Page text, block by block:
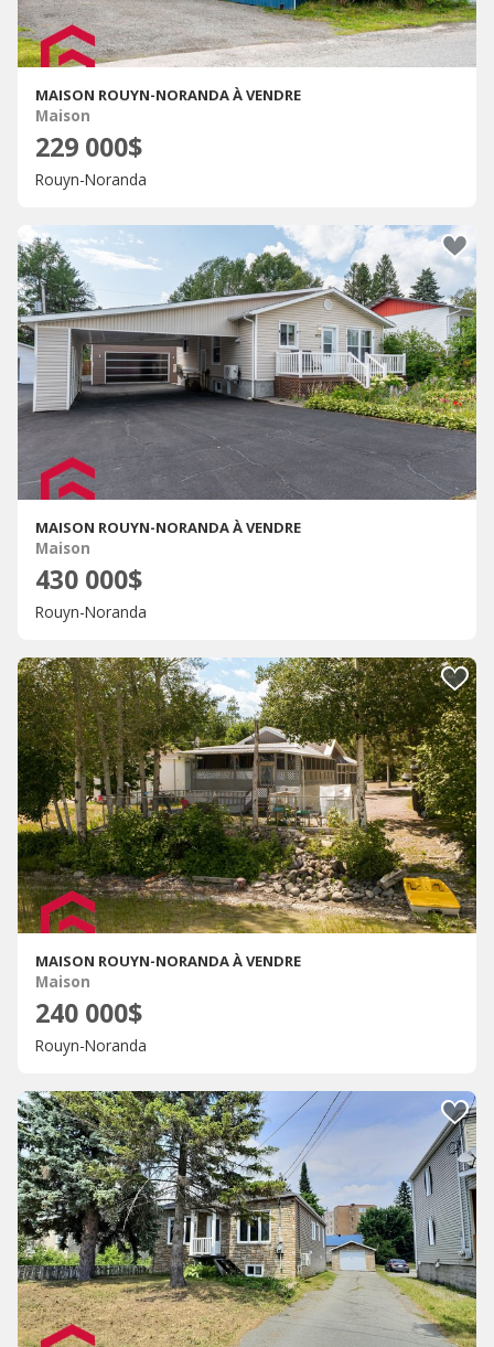
MAISON ROUYN-NORANDA À VENDRE
Maison
229 000$
Rouyn-Noranda
MAISON ROUYN-NORANDA À VENDRE
Maison
430 000$
Rouyn-Noranda
MAISON ROUYN-NORANDA À VENDRE
Maison
240 000$
Rouyn-Noranda